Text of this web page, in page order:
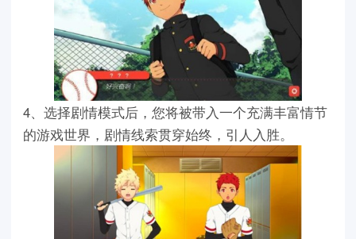
4、选择剧情模式后，您将被带入一个充满丰富情节
的游戏世界，剧情线索贯穿始终，引人入胜。